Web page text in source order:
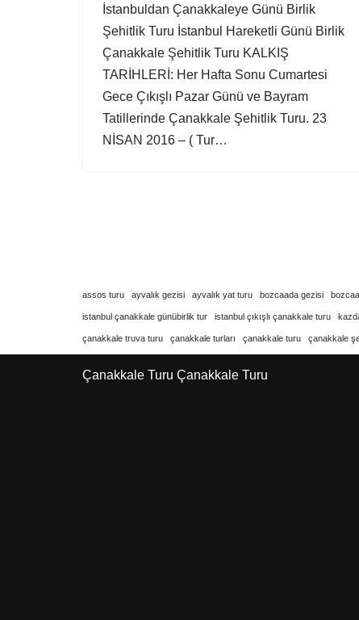
İstanbuldan Çanakkaleye Günü Birlik
Şehitlik Turu İstanbul Hareketli Günü Birlik
Çanakkale Şehitlik Turu KALKIŞ
TARİHLERİ: Her Hafta Sonu Cumartesi
Gece Çıkışlı Pazar Günü ve Bayram
Tatillerinde Çanakkale Şehitlik Turu. 23
NİSAN 2016 – ( Tur…
assos turu ayvalık gezisi ayvalık yat turu bozcaada gezisi
istanbul çanakkale günübirlik tur istanbul çıkışlı çanakkale turu
çanakkale truva turu çanakkale turları çanakkale turu çanakkale
Çanakkale Turu Çanakkale Turu